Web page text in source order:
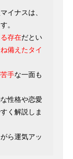
イナスは、
。
存在だとい
備えたタイ
手な一面も
性格や恋愛
く解説しま
ら運気アッ